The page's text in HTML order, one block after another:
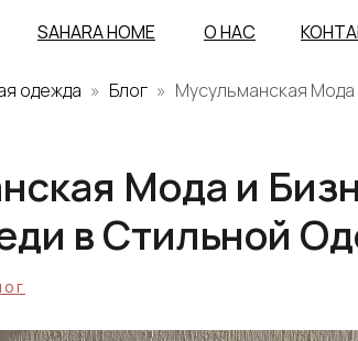
О НАС
SAHARA HOME
одежда Блог
Мусульманская
Мода и
в Стильной